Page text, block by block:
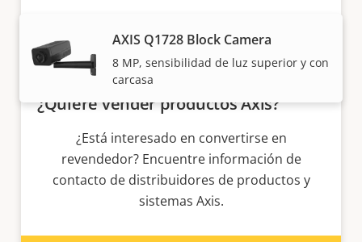
AXIS Q1728 Block Camera
8 MP, sensibilidad de luz superior y con
carcasa
¿Quiere vender productos Axis?
¿Está interesado en convertirse en
revendedor? Encuentre información de
contacto de distribuidores de productos y
sistemas Axis.